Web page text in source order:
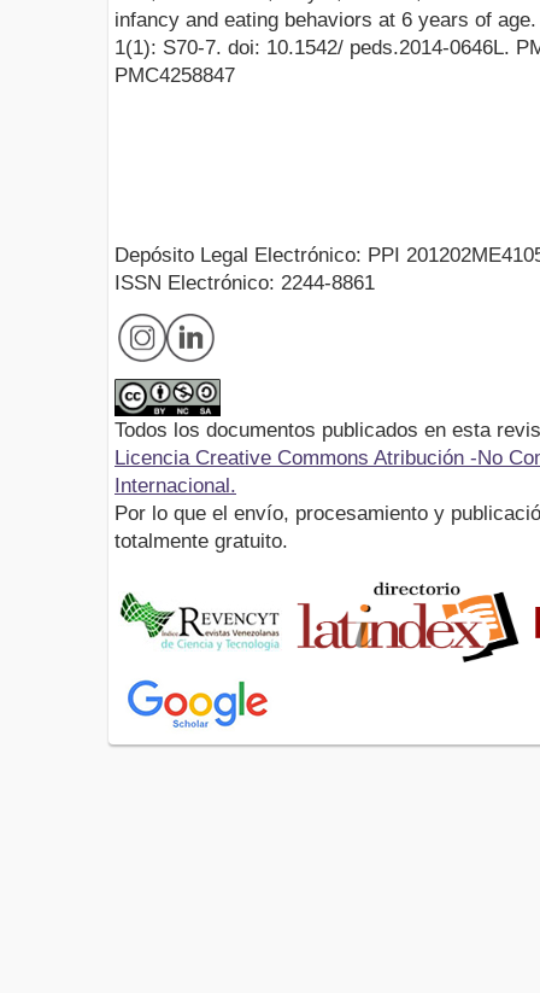
infancy and eating behaviors at 6 years of
1(1): S70-7. doi: 10.1542/ peds.2014-0646L.
PMC4258847
Depósito Legal Electrónico: PPI
ISSN Electrónico: 2244-8861
Todos los documentos publicados en esta
Licencia Creative Commons Atribución -No
Internacional.
Por lo que el envío, procesamiento y
totalmente gratuito.